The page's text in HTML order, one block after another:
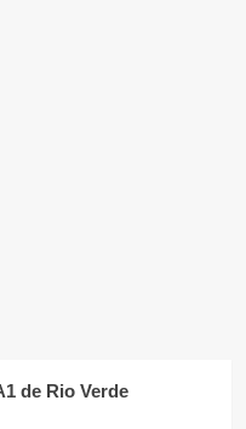
de Rio Verde